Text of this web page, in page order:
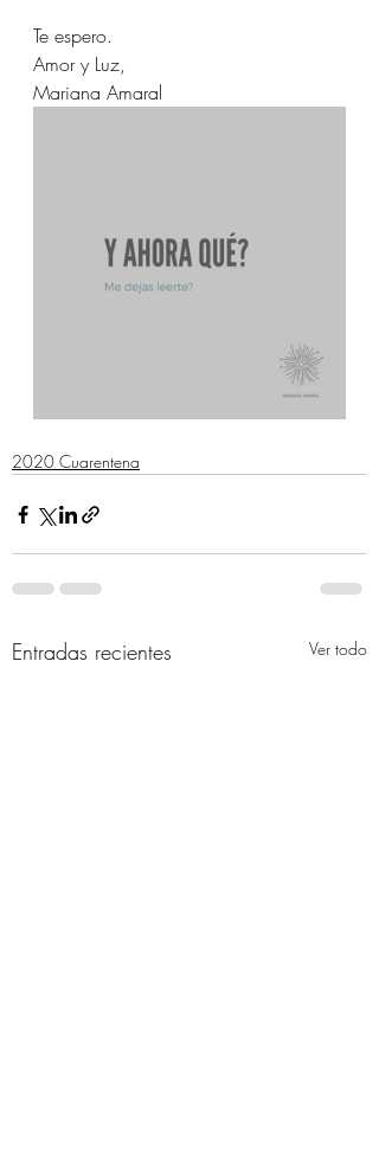
Te espero.
Amor y Luz,
Mariana Amaral
2020 Cuarentena
Entradas recientes Ver todo